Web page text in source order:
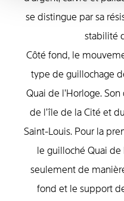
se distingue par sa
stabilité
Côté fond, le
type de guillochage
Quai de l’Horloge.
de l’île de la Cité et
Saint-Louis. Pour la
le guilloché Quai de
seulement de
fond et le support